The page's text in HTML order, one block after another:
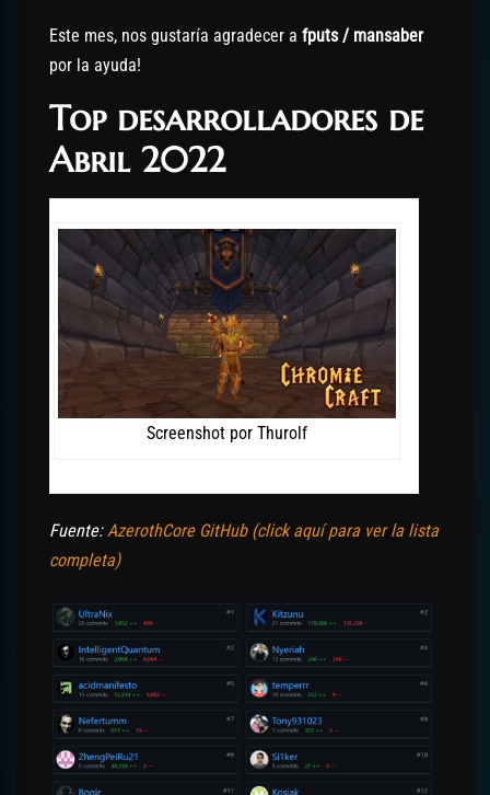
Este mes, nos gustaría agradecer a fputs / mansaber
por la ayuda!
Top desarrolladores de
Abril 2022
Screenshot por Thurolf
Fuente:AzerothCore GitHub (click aquí para ver la lista
completa)